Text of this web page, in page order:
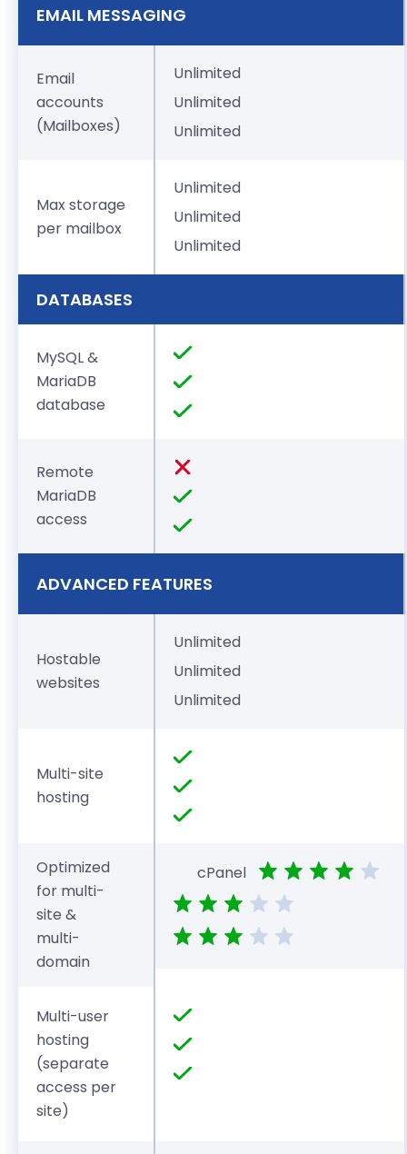
EMAIL MESSAGING
Email
accounts
(Mailboxes)
Unlimited
Unlimited
Unlimited
Max storage
per mailbox
Unlimited
Unlimited
Unlimited
DATABASES
MySQL &
MariaDB
database
Remote
MariaDB
access
ADVANCED FEATURES
Hostable
websites
Unlimited
Unlimited
Unlimited
Multi-site
hosting
Optimized
for multi-
site &
multi-
domain
cPanel
Multi-user
hosting
(separate
access per
site)